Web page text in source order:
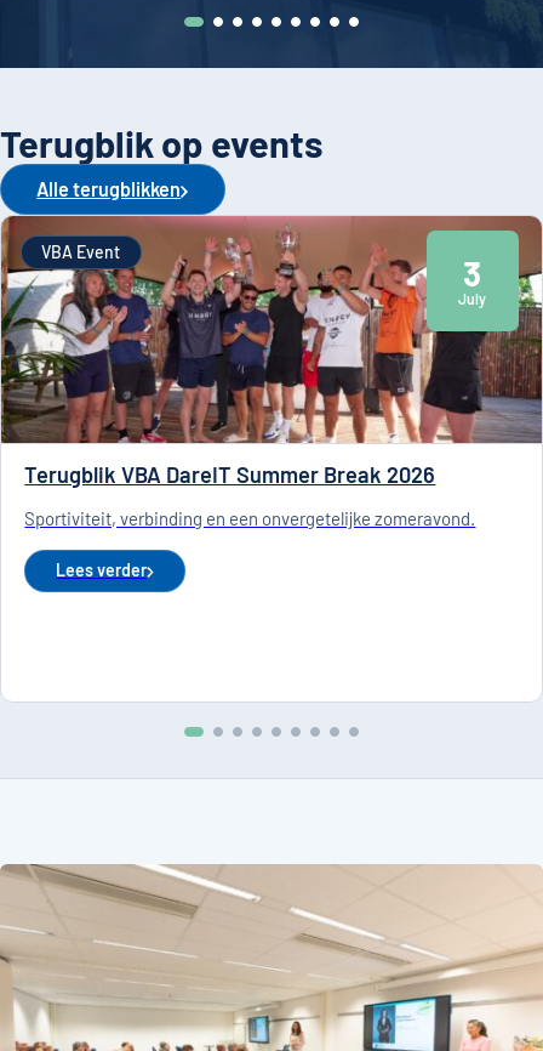
Terugblik op events
Alle terugblikken
3
July
VBA Event
Terugblik VBA DareIT Summer Break 2026
Sportiviteit, verbinding en een onvergetelijke zomeravond.
Lees verder